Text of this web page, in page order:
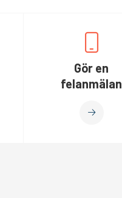
Gör en
felanmälan